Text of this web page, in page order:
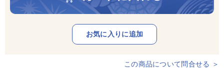
この商品について問合せる ＞